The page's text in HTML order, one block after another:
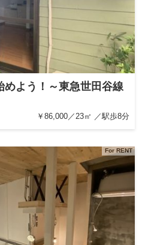
よう！～東急世田谷線
￥86,000／23㎡ ／駅歩8分
For RENT